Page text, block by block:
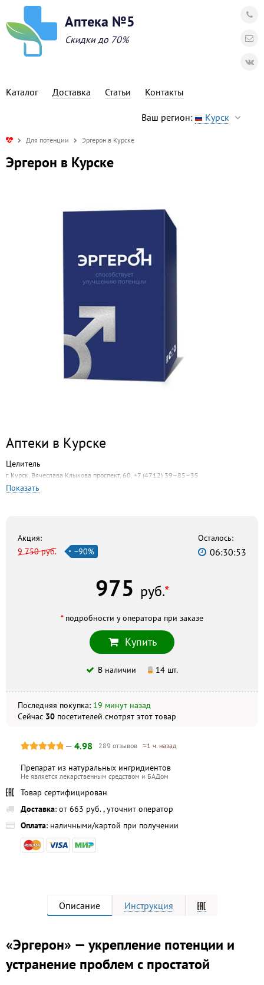
Аптека №5
Скидки до 70%
Каталог Доставка Статьи Контакты
Ваш регион: Курск
Для потенции Эргерон в Курске
Эргерон в Курске
Аптеки в Курске
Целитель
г. Курск, Вячеслава Клыкова проспект, 60, +7 (4712) 39–85–35
Аптечные традиции
г. Курск, ул. Сумская, 42, +7 (4712) 26–99–44
Курская Фармация
г. Курск, ул. Ленина, 64, +7 (4712) 58–84–07
Скидка по акции действует только при оформлении
заказа на сайте.
Не является публичной офертой. Комплектация и
Показать
Акция:
9 750 руб.
−90%
Осталось:
06:30:51
975 руб.*
*подробности у оператора при заказе
Купить
В наличии 14 шт.
Последняя покупка: 19 минут назад
Сейчас 30 посетителей смотрят этот товар
— 4.98 289 отзывов ≈1 ч. назад
Препарат из натуральных ингридиентов
Не является лекарственным средством и БАДом
Товар сертифицирован
Доставка: от 663 руб. , уточнит оператор
Оплата: наличными/картой при получении
Описание Инструкция
«Эргерон» — укрепление потенции и
устранение проблем с простатой